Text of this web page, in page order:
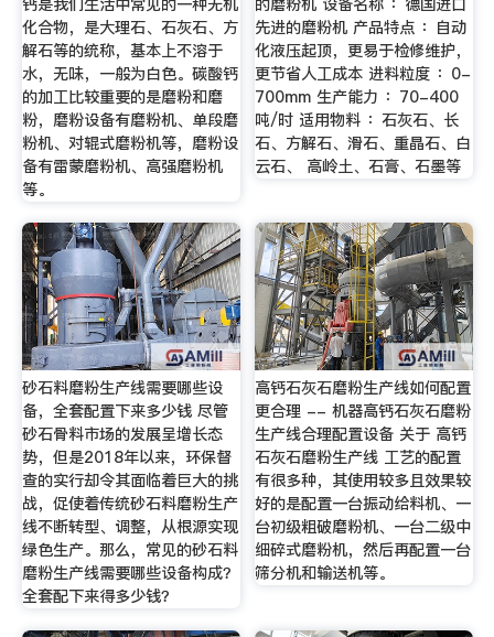
化合物，是大理石、石灰石、方
解石等的统称，基本上不溶于
水，无味，一般为白色。碳酸钙
的加工比较重要的是磨粉和磨
粉，磨粉设备有磨粉机、单段磨
粉机、对辊式磨粉机等，磨粉设
备有雷蒙磨粉机、高强磨粉机
等。
先进的磨粉机 产品特点 ：自动
化液压起顶，更易于检修维护，
更节省人工成本 进料粒度 ：0-
700mm 生产能力 ：70-400
吨/时 适用物料 ：石灰石、长
石、方解石、滑石、重晶石、白
云石、 高岭土、石膏、石墨等
砂石料磨粉生产线需要哪些设
备，全套配置下来多少钱 尽管
砂石骨料市场的发展呈增长态
势，但是2018年以来，环保督
查的实行却令其面临着巨大的挑
战，促使着传统砂石料磨粉生产
线不断转型、调整，从根源实现
绿色生产。那么，常见的砂石料
磨粉生产线需要哪些设备构成？
全套配下来得多少钱？
高钙石灰石磨粉生产线如何配置
更合理 -- 机器高钙石灰石磨粉
生产线合理配置设备 关于 高钙
石灰石磨粉生产线 工艺的配置
有很多种，其使用较多且效果较
好的是配置一台振动给料机、一
台初级粗破磨粉机、一台二级中
细碎式磨粉机，然后再配置一台
筛分机和输送机等。